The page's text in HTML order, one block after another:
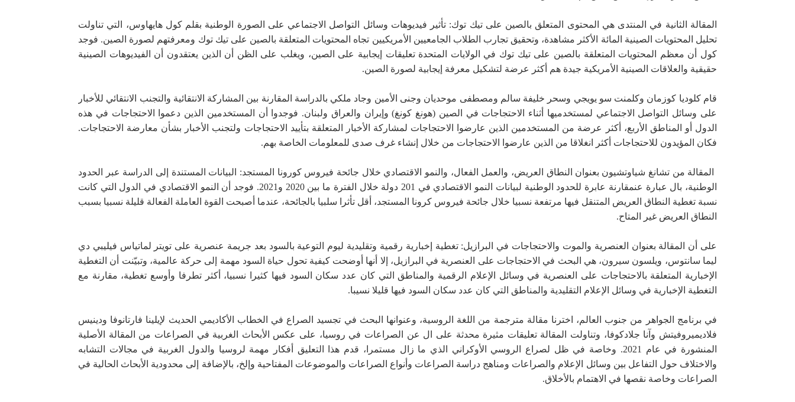
المقالة الثانية في المنتدى هي المحتوى المتعلق بالصين على تيك توك: تأثير فيديوهات وسائل التواصل الاجتماعي على الصورة الوطنية بقلم كول هايهاوس، التي تناولت
تحليل المحتويات الصينية المائة الأكثر مشاهدة، وتحقيق تجارب الطلاب الجامعيين الأمريكيين تجاه المحتويات المتعلقة بالصين على تيك توك ومعرفتهم لصورة الصين. فوجد
كول أن معظم المحتويات المتعلقة بالصين على تيك توك في الولايات المتحدة تعليقات إيجابية على الصين، ويغلب على الظن أن الذين يعتقدون أن الفيديوهات الصينية
حقيقية والعلاقات الصينية الأمريكية جيدة هم أكثر عرضة لتشكيل معرفة إيجابية لصورة الصين.
قام كلوديا كوزمان وكلمنت سو يويجي وسحر خليفة سالم ومصطفى موحديان وجنى الأمين وجاد ملكي بالدراسة المقارنة بين المشاركة الانتقائية و التجنب الانتقائي للأخبار
على وسائل التواصل الاجتماعي لمستخدميها أثناء الاحتجاجات في الصين (هونغ كونغ) وإيران والعراق ولبنان. فوجدوا أن المستخدمين الذين دعموا الاحتجاجات في هذه
الدول أو المناطق الأربع، أكثر عرضة من المستخدمين الذين عارضوا الاحتجاجات لمشاركة الأخبار المتعلقة بتأييد الاحتجاجات ولتجنب الأخبار بشأن معارضة الاحتجاجات.
فكان المؤيدون للاحتجاجات أكثر انغلاقا من الذين عارضوا الاحتجاجات من خلال إنشاء غرف صدى للمعلومات الخاصة بهم.
المقالة من تشانغ شياوتشيون بعنوان النطاق العريض، والعمل الفعال، والنمو الاقتصادي خلال جائحة فيروس كورونا المستجد: البيانات المستندة إلى الدراسة عبر الحدود
الوطنية، بال عبارة عن
مقارنة عابرة للحدود الوطنية لبيانات النمو الاقتصادي في 201 دولة خلال الفترة ما بين 2020 و2021. فوجد أن النمو الاقتصادي في الدول التي كانت
نسبة تغطية النطاق العريض المتنقل فيها مرتفعة نسبيا خلال جائحة فيروس كرونا المستجد، أقل تأثرا سلبيا بالجائحة، عندما أصبحت القوة العاملة الفعالة قليلة نسبيا بسبب
النطاق العريض غير المتاح.
على أن المقالة بعنوان العنصرية والموت والاحتجاجات في البرازيل: تغطية إخبارية رقمية وتقليدية ليوم التوعية بالسود بعد جريمة عنصرية على تويتر لماتياس فيليبي دي
ليما سانتوس، ويلسون سيرون، هي البحث في الاحتجاجات على العنصرية في البرازيل، إلا أنها أوضحت كيفية تحول حياة السود مهمة إلى حركة عالمية، وتبيّنت أن التغطية
الإخبارية المتعلقة بالاحتجاجات على العنصرية في وسائل الإعلام الرقمية والمناطق التي كان عدد سكان السود فيها كثيرا نسبيا، أكثر تطرفا وأوسع تغطية، مقارنة مع
التغطية الإخبارية في وسائل الإعلام التقليدية والمناطق التي كان عدد سكان السود فيها قليلا نسيبا.
في برنامج الجواهر من جنوب العالم، اخترنا مقالة مترجمة من اللغة الروسية، وعنوانها البحث في تجسيد الصراع في الخطاب الأكاديمي الحديث لإيلينا فارتانوفا ودينيس
فلاديميروفيتش وآنا جلادكوفا، وتناولت المقالة تعليقات مثيرة محدثة على ال عن الصراعات في روسيا، على عكس الأبحاث الغربية في الصراعات من المقالة الأصلية
المنشورة في عام 2021.
وخاصة في ظل لصراع الروسي الأوكراني الذي ما زال مستمرا، قدم هذا التعليق أفكار مهمة لروسيا والدول الغربية في مجالات التشابه
والاختلاف حول التفاعل بين وسائل الإعلام والصراعات ومناهج دراسة الصراعات وأنواع الصراعات والموضوعات المفتاحية وإلخ، بالإضافة إلى محدودية الأبحاث الحالية في
الصراعات وخاصة نقصها في الاهتمام بالأخلاق.